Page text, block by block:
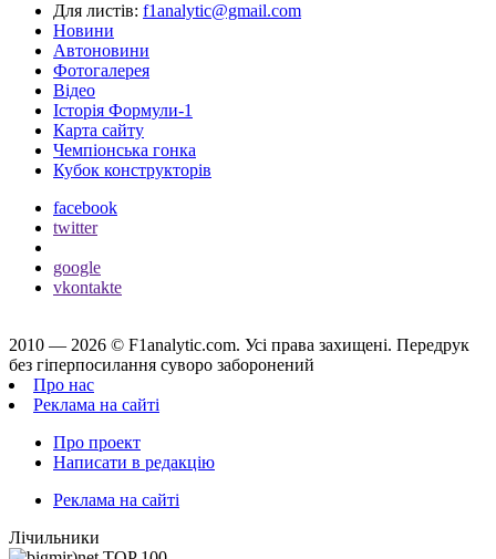
Для листів: f1analytic@gmail.com
Новини
Автоновини
Фотогалерея
Відео
Історія Формули-1
Карта сайту
Чемпіонська гонка
Кубок конструкторів
facebook
twitter
google
vkontakte
2010 — 2026 © F1analytic.com. Усi права захищенi. Передрук
без гіперпосилання суворо заборонений
Про нас
Реклама на сайті
Про проект
Написати в редакцію
Реклама на сайті
Лічильники